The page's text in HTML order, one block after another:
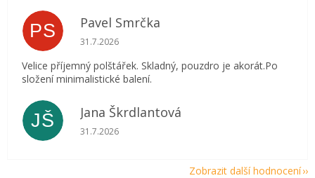
PS Pavel Smrčka
Hodnocení obchodu je 5 z 5 hvězdiček.
31.7.2026
Velice příjemný polštářek. Skladný, pouzdro je akorát.Po
složení minimalistické balení.
JŠ Jana Škrdlantová
Hodnocení obchodu je 5 z 5 hvězdiček.
31.7.2026
Zobrazit další hodnocení